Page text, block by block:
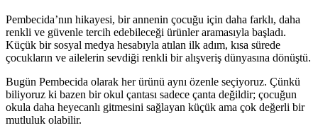
Pembecida’nın hikayesi, bir annenin çocuğu için daha farklı, daha
renkli ve güvenle tercih edebileceği ürünler aramasıyla başladı.
Küçük bir sosyal medya hesabıyla atılan ilk adım, kısa sürede
çocukların ve ailelerin sevdiği renkli bir alışveriş dünyasına dönüştü.
Bugün Pembecida olarak her ürünü aynı özenle seçiyoruz. Çünkü
biliyoruz ki bazen bir okul çantası sadece çanta değildir; çocuğun
okula daha heyecanlı gitmesini sağlayan küçük ama çok değerli bir
mutluluk olabilir.